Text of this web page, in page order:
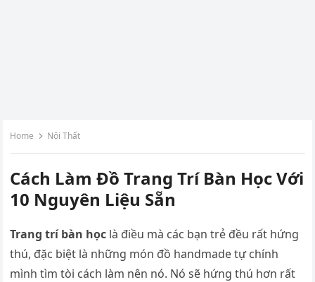
Home Nội Thất
Cách Làm Đồ Trang Trí Bàn Học Với
10 Nguyên Liệu Sẵn
Trang trí bàn học là điều mà các bạn trẻ đều rất hứng
thú, đặc biệt là những món đồ handmade tự chính
mình tìm tòi cách làm nên nó. Nó sẽ hứng thú hơn rất